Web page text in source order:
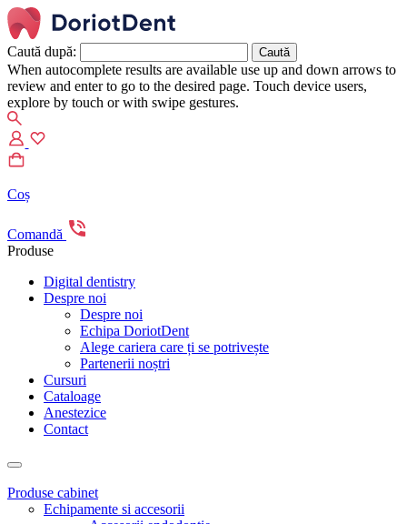
Caută după:
When autocomplete results are available use up and down arrows to
review and enter to go to the desired page. Touch device users,
explore by touch or with swipe gestures.
Coș
Comandă
Produse
Digital dentistry
Despre noi
Despre noi
Echipa DoriotDent
Alege cariera care ți se potrivește
Partenerii noștri
Cursuri
Cataloage
Anestezice
Contact
Produse cabinet
Echipamente si accesorii